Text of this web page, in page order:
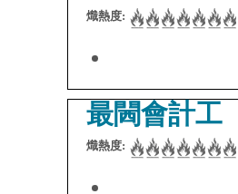
熾熱度:
最閪會計工
熾熱度: